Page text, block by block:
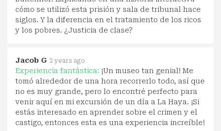
cómo se utilizó esta prisión y sala de tribunal hace
siglos. Y la diferencia en el tratamiento de los ricos
y los pobres. ¿Justicia de clase?
Jacob G 2 years ago
Experiencia fantástica: ¡Un museo tan genial! Me
tomó alrededor de una hora recorrerlo todo, así que
no es muy grande, pero lo encontré perfecto para
venir aquí en mi excursión de un día a La Haya. ¡Si
estás interesado en aprender sobre el crimen y el
castigo, entonces esta es una experiencia increíble!